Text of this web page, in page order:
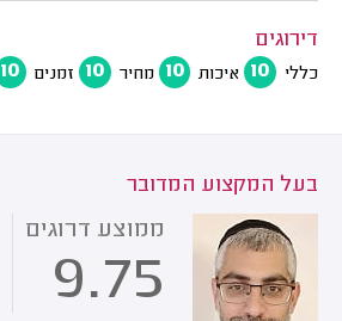
דירוגים
כללי 10 איכות 10 מחיר 10 זמנים 10
בעל המקצוע המדובר
ממוצע דרוגים
9.75